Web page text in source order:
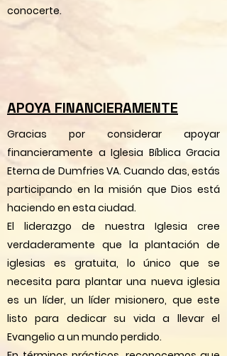
conocerte.
APOYA FINANCIERAMENTE
​Gracias por considerar apoyar
financieramente a Iglesia Bíblica Gracia
Eterna de Dumfries VA. Cuando das, estás
participando en la misión que Dios está
haciendo en esta ciudad.
El liderazgo de nuestra Iglesia cree
verdaderamente que la plantación de
iglesias es gratuita, lo único que se
necesita para plantar una nueva iglesia
es un líder, un líder misionero, que este
listo para dedicar su vida a llevar el
Evangelio a un mundo perdido.